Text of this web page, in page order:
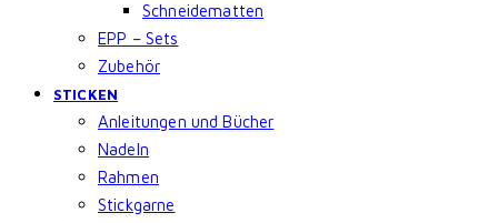
Schneidematten
EPP – Sets
Zubehör
STICKEN
Anleitungen und Bücher
Nadeln
Rahmen
Stickgarne